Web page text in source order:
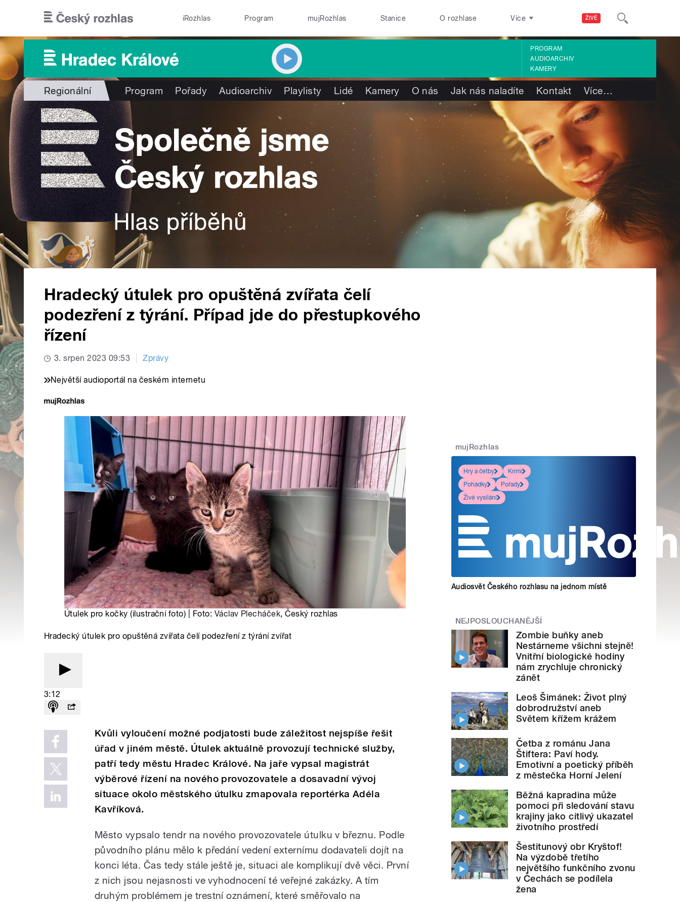
ŽIVĚ
iRozhlas Program mujRozhlas Stanice O rozhlase Více
PROGRAM
AUDIOARCHIV
KAMERY
Regionální Program Pořady Audioarchiv Playlisty Lidé Kamery O nás Jak nás naladíte Kontakt Více…
Hradecký útulek pro opuštěná zvířata čelí
podezření z týrání. Případ jde do přestupkového
řízení
3. srpen 2023 09:53 Zprávy
Největší audioportál na českém internetu
Útulek pro kočky (ilustrační foto) | Foto: Václav Plecháček, Český rozhlas
Hradecký útulek pro opuštěná zvířata čelí podezření z týrání zvířat
3:12
Kvůli vyloučení možné podjatosti bude záležitost nejspíše řešit
úřad v jiném městě. Útulek aktuálně provozují technické služby,
patří tedy městu Hradec Králové. Na jaře vypsal magistrát
výběrové řízení na nového provozovatele a dosavadní vývoj
situace okolo městského útulku zmapovala reportérka Adéla
Kavříková.
Město vypsalo tendr na nového provozovatele útulku v březnu. Podle
původního plánu mělo k předání vedení externímu dodavateli dojít na
konci léta. Čas tedy stále ještě je, situaci ale komplikují dvě věci. První
z nich jsou nejasnosti ve vyhodnocení té veřejné zakázky. A tím
druhým problémem je trestní oznámení, které směřovalo na
mujRozhlas
Hry a četby
Krimi
Pohádky
Pořady
Živé vysílání
Audiosvět Českého rozhlasu na jednom místě
NEJPOSLOUCHANĚJŠÍ
Zombie buňky aneb
Nestárneme všichni stejně!
Vnitřní biologické hodiny
nám zrychluje chronický
zánět
Leoš Šimánek: Život plný
dobrodružství aneb
Světem křížem krážem
Četba z románu Jana
Štiftera: Paví hody.
Emotivní a poetický příběh
z městečka Horní Jelení
Běžná kapradina může
pomoci při sledování stavu
krajiny jako citlivý ukazatel
životního prostředí
Šestitunový obr Kryštof!
Na výzdobě třetího
největšího funkčního zvonu
v Čechách se podílela
žena